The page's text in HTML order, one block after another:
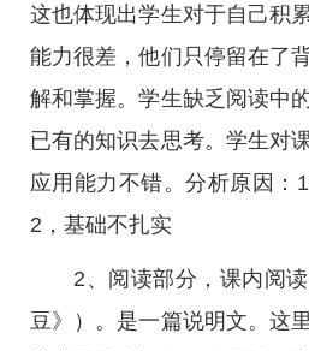
这也体现出学生对于自己积
能力很差，他们只停留在了
解和掌握。学生缺乏阅读中
已有的知识去思考。学生对
应用能力不错。分析原因：
2，基础不扎实
2、阅读部分，课内阅
豆》）。是一篇说明文。这